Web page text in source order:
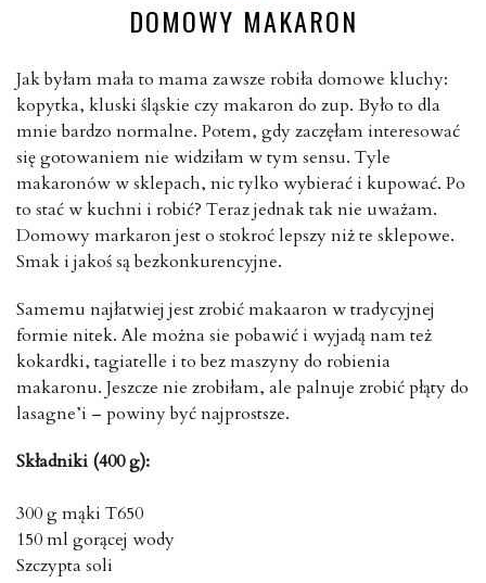
DOMOWY MAKARON
Jak byłam mała to mama zawsze robiła domowe kluchy:
kopytka, kluski śląskie czy makaron do zup. Było to dla
mnie bardzo normalne. Potem, gdy zaczęłam interesować
się gotowaniem nie widziłam w tym sensu. Tyle
makaronów w sklepach, nic tylko wybierać i kupować. Po
to stać w kuchni i robić? Teraz jednak tak nie uważam.
Domowy markaron jest o stokroć lepszy niż te sklepowe.
Smak i jakoś są bezkonkurencyjne.
Samemu najłatwiej jest zrobić makaaron w tradycyjnej
formie nitek. Ale można sie pobawić i wyjadą nam też
kokardki, tagiatelle i to bez maszyny do robienia
makaronu. Jeszcze nie zrobiłam, ale palnuje zrobić płąty do
lasagne’i – powiny być najprostsze.
Składniki (400 g):
300 g mąki T650
150 ml gorącej wody
Szczypta soli